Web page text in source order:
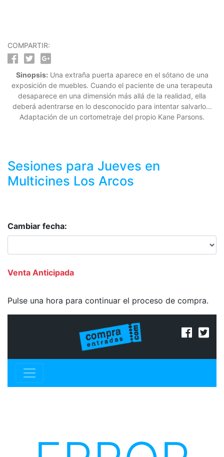
COMPARTIR:
Sinopsis: Una extraña puerta aparece en el sótano de una
exposición de muebles. Cuando el paciente de una terapeuta
desaparece en una dimensión más allá de la realidad, ella
deberá adentrarse en lo desconocido para intentar salvarlo...
Adaptación de un cortometraje del propio Kane Parsons.
Sesiones para Jueves en
Multicines Los Arcos
Cambiar fecha:
Venta Anticipada
Pulse una hora para continuar el proceso de compra.